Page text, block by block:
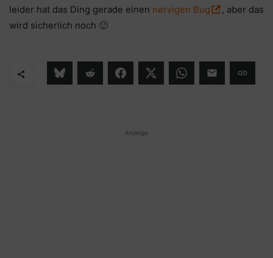
leider hat das Ding gerade einen nervigen Bug
, aber das
wird sicherlich noch 🙂
Anzeige